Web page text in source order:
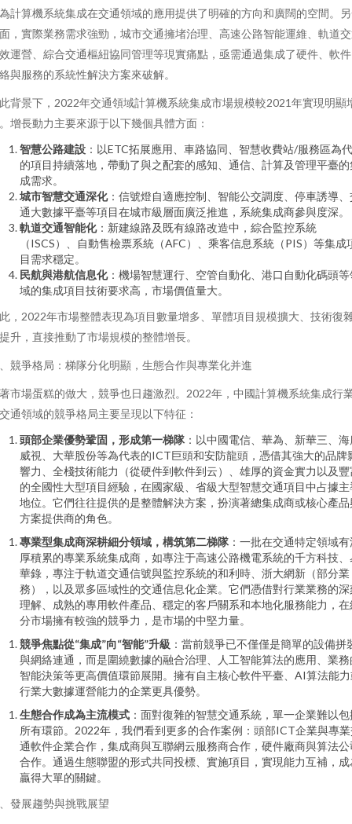
計算機系統集成在交通領域的應用提供了明確的方向和廣闊的空間。
，實際業務需求強勁，城市交通擁堵治理、高速公路智能運維、軌道
運營、綜合交通樞紐協同管理等現實痛點，亟需通過集成了硬件、軟
與服務的系統性解決方案來破解。
背景下，2022年交通領域計算機系統集成市場規模較2021年實現明顯
增長動力主要來源于以下幾個具體方面：
智慧公路建設 ：以ETC拓展應用、車路協同、智慧收費站/服務區為
的項目持續落地，帶動了與之配套的感知、通信、計算及管理平臺的
成需求。
城市智慧交通深化：信號燈自適應控制、智能公交調度、停車誘導、
通大數據平臺等項目在城市級層面廣泛推進，系統集成商參與度深。
軌道交通智能化：新建線路及既有線路改造中，綜合監控系統
（ISCS）、自動售檢票系統（AFC）、乘客信息系統（PIS）等集成
目需求穩定。
民航與港航信息化：機場智慧運行、空管自動化、港口自動化碼頭等
域的集成項目技術要求高，市場價值量大。
，2022年市場整體表現為項目數量增多、單體項目規模擴大、技術復
升，直接推動了市場規模的整體增長。
競爭格局：梯隊分化明顯，生態合作與專業化并進
市場蛋糕的做大，競爭也日趨激烈。2022年，中國計算機系統集成行
通領域的競爭格局主要呈現以下特征：
頭部企業優勢鞏固，形成第一梯隊 ：以中國電信、華為、新華三、
威視、大華股份等為代表的ICT巨頭和安防龍頭，憑借其強大的品牌
響力、全棧技術能力（從硬件到軟件到云）、雄厚的資金實力以及豐
的全國性大型項目經驗，在國家級、省級大型智慧交通項目中占據主
地位。它們往往提供的是整體解決方案，扮演著總集成商或核心產品
方案提供商的角色。
專業型集成商深耕細分領域，構筑第二梯隊 ：一批在交通特定領域
厚積累的專業系統集成商，如專注于高速公路機電系統的千方科技、
華錄，專注于軌道交通信號與監控系統的和利時、浙大網新（部分業
務），以及眾多區域性的交通信息化企業。它們憑借對行業業務的深
理解、成熟的專用軟件產品、穩定的客戶關系和本地化服務能力，在
分市場擁有較強的競爭力，是市場的中堅力量。
競爭焦點從“集成”向“智能”升級 ：當前競爭已不僅僅是簡單的設備拼
與網絡連通，而是圍繞數據的融合治理、人工智能算法的應用、業務
智能決策等更高價值環節展開。擁有自主核心軟件平臺、AI算法能
行業大數據運營能力的企業更具優勢。
生態合作成為主流模式 ：面對復雜的智慧交通系統，單一企業難以
所有環節。2022年，我們看到更多的合作案例：頭部ICT企業與專
通軟件企業合作，集成商與互聯網云服務商合作，硬件廠商與算法公
合作。通過生態聯盟的形式共同投標、實施項目，實現能力互補，成
贏得大單的關鍵。
發展趨勢與挑戰展望